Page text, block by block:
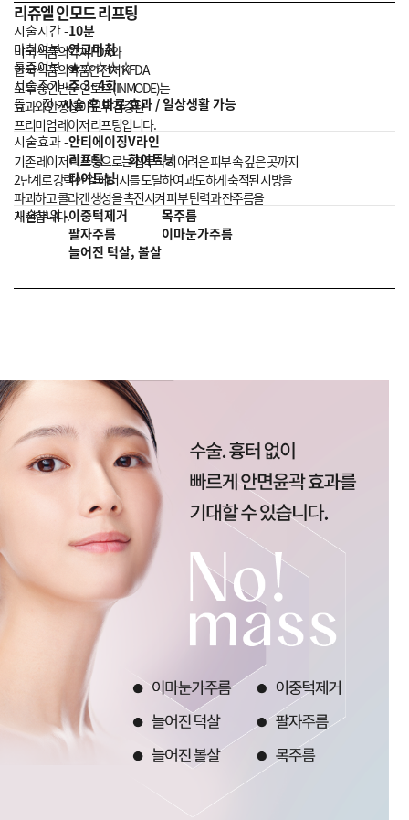
시술시간 -10분
마취여부 -연고마취
통증여부 -★☆☆☆☆
시술주기 -주 3~4회
특 징 -시술 후 바로 효과 / 일상생활 가능
시술효과 -안티에이징
리프팅
타이트닝
V라인
화이트닝
시술부위 -이중턱제거
팔자주름
늘어진 턱살, 볼살
목주름
이마눈가주름
리쥬엘 인모드 리프팅
미국 식품의약처 FDA와
한국 식품의약품안전처 KFDA
모두 승인받은인모드 (INMODE)는
효과와 안정성이 모두 검증된
프리미엄 레이저 리프팅입니다.
기존 레이저 리프팅으로는 침투하기 어려운 피부 속 깊은 곳까지
2단계로 강력한 열 에너지를 도달하여 과도하게 축적된 지방을
파괴하고콜라겐 생성을 촉진시켜 피부 탄력과 잔주름을
개선합니다.